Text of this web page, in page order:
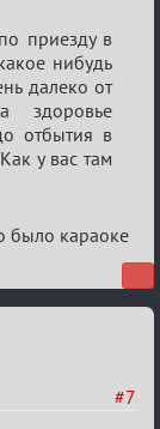
приезду в
нибудь
далеко от
здоровье
отбытия в
у вас там
было караоке
#7